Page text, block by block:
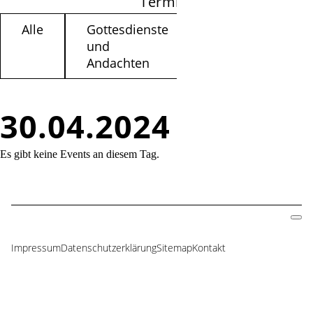
30.04.2024
Alle
Gottesdienste
und
Andachten
Es gibt keine Events an diesem Tag.
Navigation
ImpressumDatenschutzerklärungSitemapKontakt